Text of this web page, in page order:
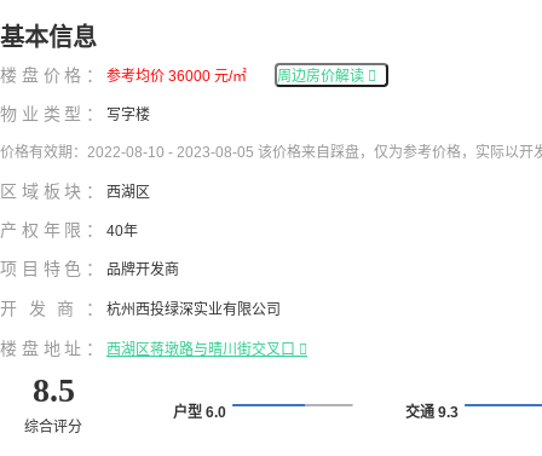
基本信息
楼盘价格： 参考均价 36000 元/㎡ 周边房价解读 
物业类型： 写字楼
价格有效期：2022-08-10 - 2023-08-05 该价格来自踩盘，仅为参考价格，实际以开
区域板块： 西湖区
产权年限： 40年
项目特色： 品牌开发商
开发商： 杭州西投绿深实业有限公司
楼盘地址： 西湖区蒋墩路与晴川街交叉口 
8.5
综合评分
户型 6.0 交通 9.3